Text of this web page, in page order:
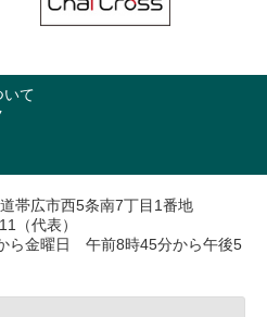
いて
帯広市西5条南7丁目1番地
（代表）
ら金曜日 午前8時45分から午後5